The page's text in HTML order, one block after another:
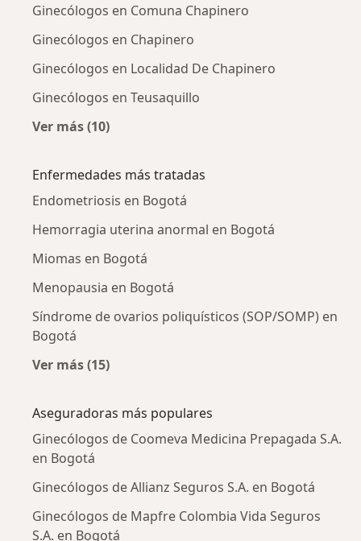
Ginecólogos en Comuna Chapinero
Ginecólogos en Chapinero
Ginecólogos en Localidad De Chapinero
Ginecólogos en Teusaquillo
Ver más (10)
Enfermedades más tratadas
Endometriosis en Bogotá
Hemorragia uterina anormal en Bogotá
Miomas en Bogotá
Menopausia en Bogotá
Síndrome de ovarios poliquísticos (SOP/SOMP) en
Bogotá
Ver más (15)
Aseguradoras más populares
Ginecólogos de Coomeva Medicina Prepagada S.A.
en Bogotá
Ginecólogos de Allianz Seguros S.A. en Bogotá
Ginecólogos de Mapfre Colombia Vida Seguros
S.A. en Bogotá